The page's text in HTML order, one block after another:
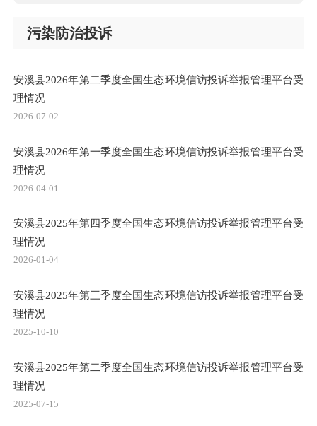
污染防治投诉
安溪县2026年第二季度全国生态环境信访投诉举报管理平台受
理情况
2026-07-02
安溪县2026年第一季度全国生态环境信访投诉举报管理平台受
理情况
2026-04-01
安溪县2025年第四季度全国生态环境信访投诉举报管理平台受
理情况
2026-01-04
安溪县2025年第三季度全国生态环境信访投诉举报管理平台受
理情况
2025-10-10
安溪县2025年第二季度全国生态环境信访投诉举报管理平台受
理情况
2025-07-15